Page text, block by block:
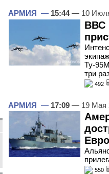
АРМИЯ — 15:44— 10
ВВС
Ту-
три
492
АРМИЯ — 17:09 — 19 Мая
550